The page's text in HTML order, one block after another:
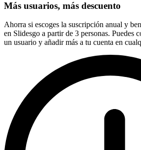
Más usuarios, más descuento
Ahorra si escoges la suscripción anual y
en Slidesgo a partir de 3 personas. Puedes
un usuario y añadir más a tu cuenta en